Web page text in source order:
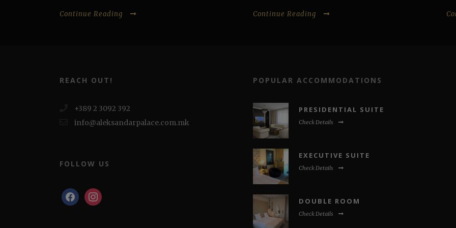
Continue Reading Continue Reading
REACH OUT!
+389 2 3092 392
info@aleksandarpalace.com.mk
FOLLOW US
facebookinstagram
POPULAR ACCOMMODATIONS
PRESIDENTIAL SUITE
Check Details
EXECUTIVE SUITE
Check Details
DOUBLE ROOM
Check Details